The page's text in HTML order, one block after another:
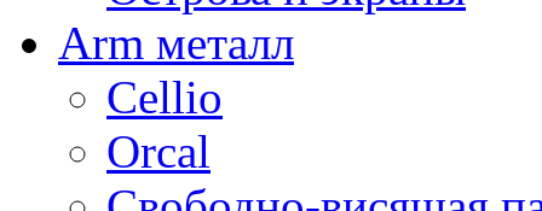
Arm металл
Cellio
Orcal